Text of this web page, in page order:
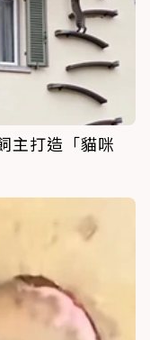
主打造「貓咪